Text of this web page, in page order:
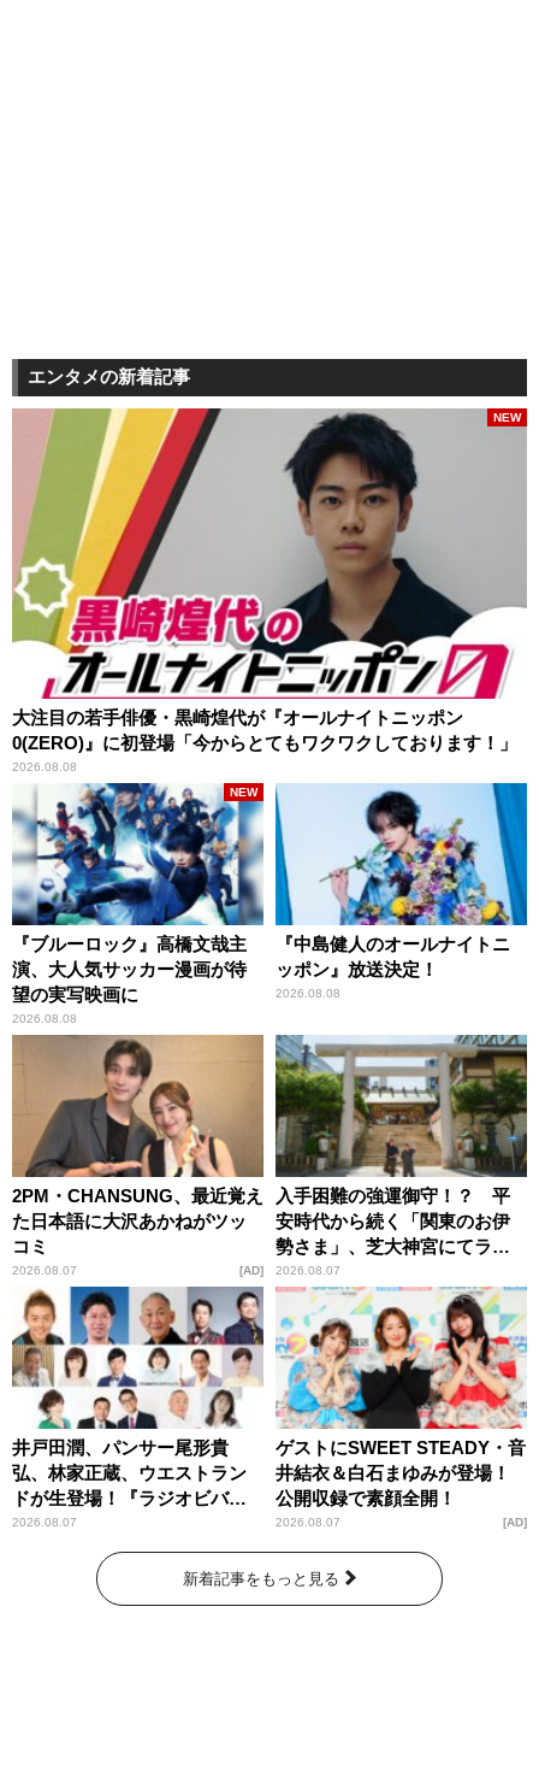
エンタメの新着記事
大注目の若手俳優・黒崎煌代が『オールナイトニッポン
0(ZERO)』に初登場「今からとてもワクワクしております！」
2026.08.08
NEW
『ブルーロック』高橋文哉主
演、大人気サッカー漫画が待
望の実写映画に
2026.08.08
NEW
『中島健人のオールナイトニ
ッポン』放送決定！
2026.08.08
2PM・CHANSUNG、最近覚え
た日本語に大沢あかねがツッ
コミ
2026.08.07 AD
入手困難の強運御守！？ 平
安時代から続く「関東のお伊
勢さま」、芝大神宮にてラン
パンプスが合格祈願！
2026.08.07
井戸田潤、パンサー尾形貴
弘、林家正蔵、ウエストラン
ドが生登場！『ラジオビバリ
ー昼ズ』
2026.08.07
ゲストにSWEET STEADY・音
井結衣＆白石まゆみが登場！
公開収録で素顔全開！
2026.08.07 AD
新着記事をもっと見る